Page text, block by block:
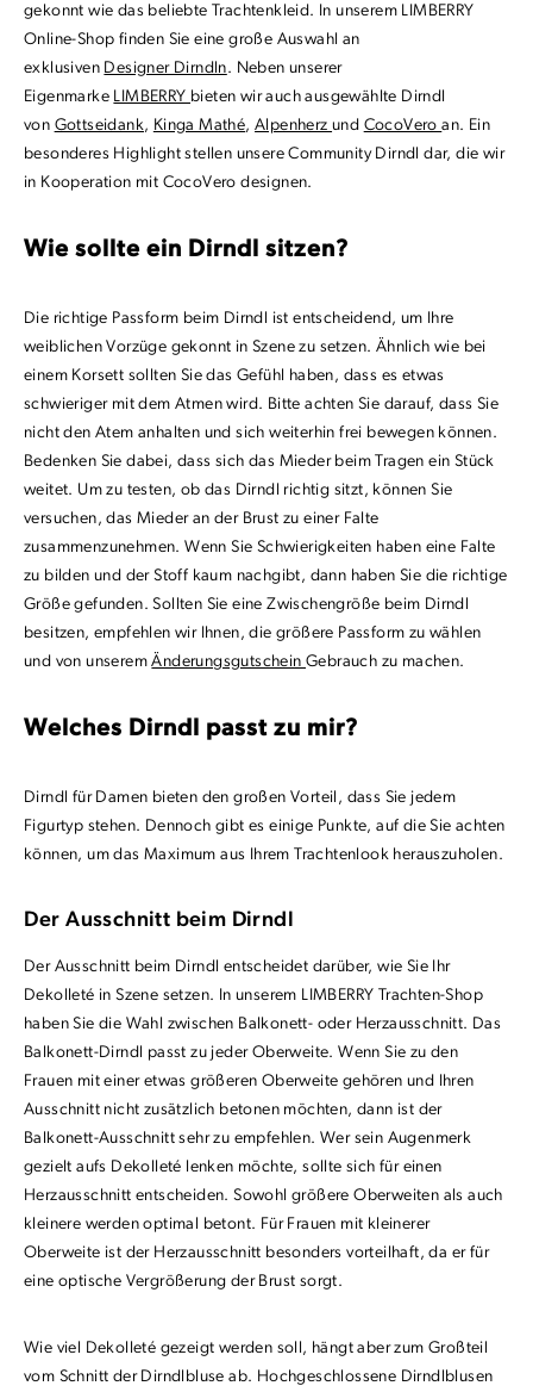
gekonnt wie das beliebte Trachtenkleid. In unserem LIMBERRY
Online-Shop finden Sie eine große Auswahl an
exklusiven Designer Dirndln. Neben unserer
Eigenmarke LIMBERRY bieten wir auch ausgewählte Dirndl
von Gottseidank, Kinga Mathé,Alpenherzund CocoVeroan. Ein
besonderes Highlight stellen unsere Community Dirndl dar, die wir
in Kooperation mit CocoVero designen.
Wie sollte ein Dirndl sitzen?
Die richtige Passform beim Dirndl ist entscheidend, um Ihre
weiblichen Vorzüge gekonnt in Szene zu setzen. Ähnlich wie bei
einem Korsett sollten Sie das Gefühl haben, dass es etwas
schwieriger mit dem Atmen wird. Bitte achten Sie darauf, dass Sie
nicht den Atem anhalten und sich weiterhin frei bewegen können.
Bedenken Sie dabei, dass sich das Mieder beim Tragen ein Stück
weitet. Um zu testen, ob das Dirndl richtig sitzt, können Sie
versuchen, das Mieder an der Brust zu einer Falte
zusammenzunehmen. Wenn Sie Schwierigkeiten haben eine Falte
zu bilden und der Stoff kaum nachgibt, dann haben Sie die richtige
Größe gefunden. Sollten Sie eine Zwischengröße beim Dirndl
besitzen, empfehlen wir Ihnen, die größere Passform zu wählen
und von unseremÄnderungsgutscheinGebrauch zu machen.
Welches Dirndl passt zu mir?
Dirndl für Damen bieten den großen Vorteil, dass Sie jedem
Figurtyp stehen. Dennoch gibt es einige Punkte, auf die Sie achten
können, um das Maximum aus Ihrem Trachtenlook herauszuholen.
Der Ausschnitt beim Dirndl
Der Ausschnitt beim Dirndl entscheidet darüber, wie Sie Ihr
Dekolleté in Szene setzen. In unserem LIMBERRY Trachten-Shop
haben Sie die Wahl zwischen Balkonett- oder Herzausschnitt. Das
Balkonett-Dirndl passt zu jeder Oberweite. Wenn Sie zu den
Frauen mit einer etwas größeren Oberweite gehören und Ihren
Ausschnitt nicht zusätzlich betonen möchten, dann ist der
Balkonett-Ausschnitt sehr zu empfehlen. Wer sein Augenmerk
gezielt aufs Dekolleté lenken möchte, sollte sich für einen
Herzausschnitt entscheiden. Sowohl größere Oberweiten als auch
kleinere werden optimal betont. Für Frauen mit kleinerer
Oberweite ist der Herzausschnitt besonders vorteilhaft, da er für
eine optische Vergrößerung der Brust sorgt.
Wie viel Dekolleté gezeigt werden soll, hängt aber zum Großteil
vom Schnitt der Dirndlbluse ab. Hochgeschlossene Dirndlblusen